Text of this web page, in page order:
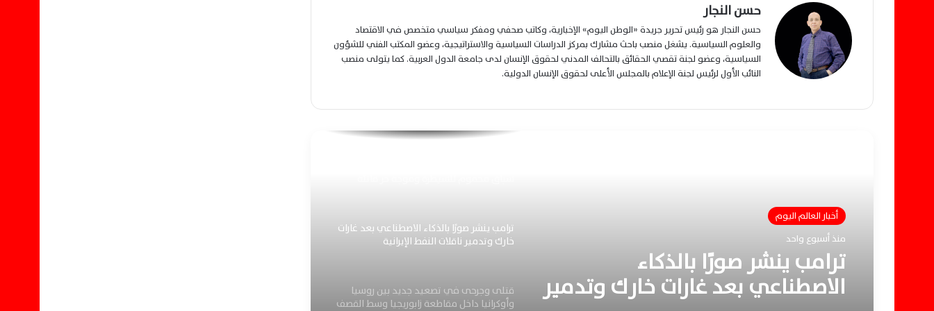
حسن النجار
حسن النجار هو رئيس تحرير جريدة «الوطن اليوم» الإخبارية، وكاتب صحفي ومفكر سياسي متخصص في الاقتصاد
والعلوم السياسية. يشغل منصب باحث مشارك بمركز الدراسات السياسية والاستراتيجية، وعضو المكتب الفني للشؤون
السياسية، وعضو لجنة تقصي الحقائق بالتحالف المدني لحقوق الإنسان لدى جامعة الدول العربية. كما يتولى منصب
النائب الأول لرئيس لجنة الإعلام بالمجلس الأعلى لحقوق الإنسان الدولية.
أخبار العالم اليوم
منذ أسبوع واحد
ترامب ينشر صورًا بالذكاء
الاصطناعي بعد غارات خارك وتدمير
إسرائيل تترقب اتساع المواجهة الأمريكية
الإيرانية وتستعد لسيناريوهات عسكرية محتملة
جديدة
متصاعدة
ترامب ينشر صورًا بالذكاء الاصطناعي بعد غارات
خارك وتدمير ناقلات النفط الإيرانية
قتلى وجرحى في تصعيد جديد بين روسيا
وأوكرانيا داخل مقاطعة زابوريجيا وسط القصف